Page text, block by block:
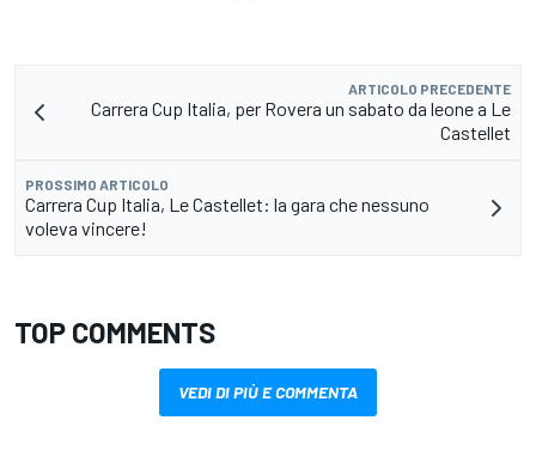
ARTICOLO PRECEDENTE
Carrera Cup Italia, per Rovera un sabato da leone a Le
Castellet
PROSSIMO ARTICOLO
Carrera Cup Italia, Le Castellet: la gara che nessuno
voleva vincere!
TOP COMMENTS
VEDI DI PIÙ E COMMENTA